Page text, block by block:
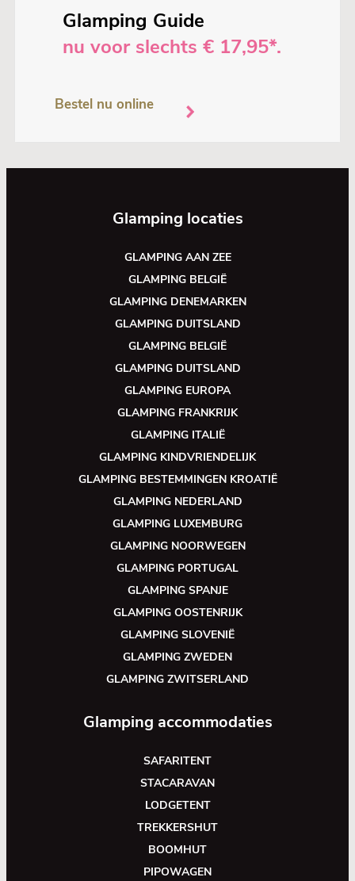
Glamping Guide
nu voor slechts € 17,95*.
Bestel nu online
Glamping locaties
GLAMPING AAN ZEE
GLAMPING BELGIË
GLAMPING DENEMARKEN
GLAMPING DUITSLAND
GLAMPING BELGIË
GLAMPING DUITSLAND
GLAMPING EUROPA
GLAMPING FRANKRIJK
GLAMPING ITALIË
GLAMPING KINDVRIENDELIJK
GLAMPING BESTEMMINGEN KROATIË
GLAMPING NEDERLAND
GLAMPING LUXEMBURG
GLAMPING NOORWEGEN
GLAMPING PORTUGAL
GLAMPING SPANJE
GLAMPING OOSTENRIJK
GLAMPING SLOVENIË
GLAMPING ZWEDEN
GLAMPING ZWITSERLAND
Glamping accommodaties
SAFARITENT
STACARAVAN
LODGETENT
TREKKERSHUT
BOOMHUT
PIPOWAGEN